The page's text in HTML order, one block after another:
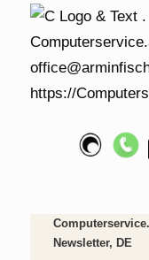
Newsletter, DE